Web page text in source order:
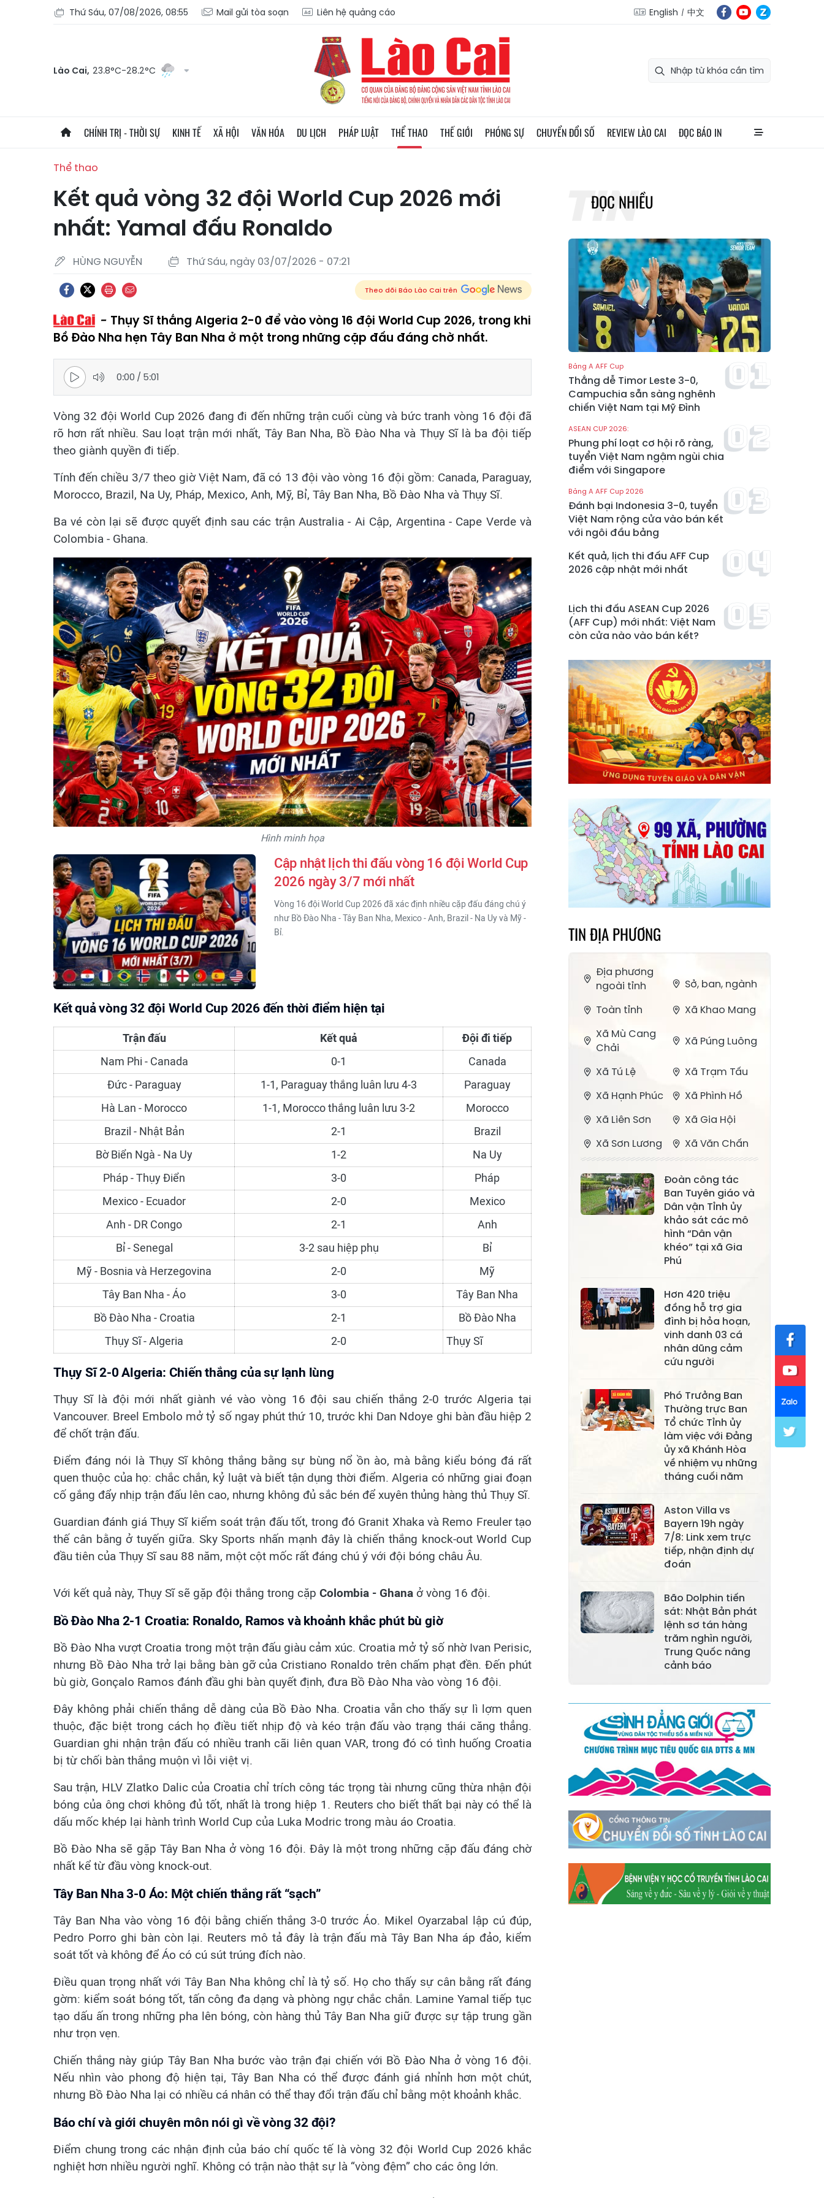
Thứ Sáu, 07/08/2026, 08:55 Mail gửi tòa soạn Liên hệ quảng cáo English 中文
Lào Cai, 23.8°C-28.2°C
CHÍNH TRỊ - THỜI SỰ KINH TẾ XÃ HỘI VĂN HÓA DU LỊCH PHÁP LUẬT THỂ THAO THẾ GIỚI PHÓNG SỰ CHUYỂN ĐỔI SỐ REVIEW LÀO CAI ĐỌC BÁO IN
Thể thao
Kết quả vòng 32 đội World Cup 2026 mới
nhất: Yamal đấu Ronaldo
HÙNG NGUYỄN Thứ Sáu, ngày 03/07/2026 - 07:21
Theo dõi Báo Lào Cai trên
Thụy Sĩ thắng Algeria 2-0 để vào vòng 16 đội World Cup 2026, trong khi
Bồ Đào Nha hẹn Tây Ban Nha ở một trong những cặp đấu đáng chờ nhất.
0:00 / 5:01
Vòng 32 đội World Cup 2026 đang đi đến những trận cuối cùng và bức tranh vòng 16 đội đã
rõ hơn rất nhiều. Sau loạt trận mới nhất, Tây Ban Nha, Bồ Đào Nha và Thụy Sĩ là ba đội tiếp
theo giành quyền đi tiếp.
Tính đến chiều 3/7 theo giờ Việt Nam, đã có 13 đội vào vòng 16 đội gồm: Canada, Paraguay,
Morocco, Brazil, Na Uy, Pháp, Mexico, Anh, Mỹ, Bỉ, Tây Ban Nha, Bồ Đào Nha và Thụy Sĩ.
Ba vé còn lại sẽ được quyết định sau các trận Australia - Ai Cập, Argentina - Cape Verde và
Colombia - Ghana.
Hình minh họa
Cập nhật lịch thi đấu vòng 16 đội World Cup
2026 ngày 3/7 mới nhất
Vòng 16 đội World Cup 2026 đã xác định nhiều cặp đấu đáng chú ý
như Bồ Đào Nha - Tây Ban Nha, Mexico - Anh, Brazil - Na Uy và Mỹ -
Bỉ.
Kết quả vòng 32 đội World Cup 2026 đến thời điểm hiện tại
Trận đấu Kết quả
Đội đi tiếp
Nam Phi - Canada
0-1
Canada
Đức - Paraguay
1-1, Paraguay thắng luân lưu 4-3
Paraguay
Hà Lan - Morocco
1-1, Morocco thắng luân lưu 3-2
Morocco
Brazil - Nhật Bản
2-1
Brazil
Bờ Biển Ngà - Na Uy
1-2
Na Uy
Pháp - Thụy Điển
3-0
Pháp
Mexico - Ecuador
2-0
Mexico
Anh - DR Congo
2-1
Anh
Bỉ - Senegal
3-2 sau hiệp phụ
Bỉ
Mỹ - Bosnia và Herzegovina
2-0
Mỹ
Tây Ban Nha - Áo
3-0
Tây Ban Nha
Bồ Đào Nha - Croatia
2-1
Bồ Đào Nha
Thụy Sĩ - Algeria
2-0 Thụy Sĩ
Thụy Sĩ 2-0 Algeria: Chiến thắng của sự lạnh lùng
Thụy Sĩ là đội mới nhất giành vé vào vòng 16 đội sau chiến thắng 2-0 trước Algeria tại
Vancouver. Breel Embolo mở tỷ số ngay phút thứ 10, trước khi Dan Ndoye ghi bàn đầu hiệp 2
để chốt trận đấu.
Điểm đáng nói là Thụy Sĩ không thắng bằng sự bùng nổ ồn ào, mà bằng kiểu bóng đá rất
quen thuộc của họ: chắc chắn, kỷ luật và biết tận dụng thời điểm. Algeria có những giai đoạn
cố gắng đẩy nhịp trận đấu lên cao, nhưng không đủ sắc bén để xuyên thủng hàng thủ Thụy Sĩ.
Guardian đánh giá Thụy Sĩ kiểm soát trận đấu tốt, trong đó Granit Xhaka và Remo Freuler tạo
thế cân bằng ở tuyến giữa. Sky Sports nhấn mạnh đây là chiến thắng knock-out World Cup
đầu tiên của Thụy Sĩ sau 88 năm, một cột mốc rất đáng chú ý với đội bóng châu Âu.
Với kết quả này, Thụy Sĩ sẽ gặp đội thắng trong cặp Colombia - Ghana ở vòng 16 đội.
Bồ Đào Nha 2-1 Croatia: Ronaldo, Ramos và khoảnh khắc phút bù giờ
Bồ Đào Nha vượt Croatia trong một trận đấu giàu cảm xúc. Croatia mở tỷ số nhờ Ivan Perisic,
nhưng Bồ Đào Nha trở lại bằng bàn gỡ của Cristiano Ronaldo trên chấm phạt đền. Đến phút
bù giờ, Gonçalo Ramos đánh đầu ghi bàn quyết định, đưa Bồ Đào Nha vào vòng 16 đội.
Đây không phải chiến thắng dễ dàng của Bồ Đào Nha. Croatia vẫn cho thấy sự lì lợm quen
thuộc, đặc biệt trong cách họ điều tiết nhịp độ và kéo trận đấu vào trạng thái căng thẳng.
Guardian ghi nhận trận đấu có nhiều tranh cãi liên quan VAR, trong đó có tình huống Croatia
bị từ chối bàn thắng muộn vì lỗi việt vị.
Sau trận, HLV Zlatko Dalic của Croatia chỉ trích công tác trọng tài nhưng cũng thừa nhận đội
bóng của ông chơi không đủ tốt, nhất là trong hiệp 1. Reuters cho biết thất bại này có thể là
dấu mốc khép lại hành trình World Cup của Luka Modric trong màu áo Croatia.
Bồ Đào Nha sẽ gặp Tây Ban Nha ở vòng 16 đội. Đây là một trong những cặp đấu đáng chờ
nhất kể từ đầu vòng knock-out.
Tây Ban Nha 3-0 Áo: Một chiến thắng rất “sạch”
Tây Ban Nha vào vòng 16 đội bằng chiến thắng 3-0 trước Áo. Mikel Oyarzabal lập cú đúp,
Pedro Porro ghi bàn còn lại. Reuters mô tả đây là trận đấu mà Tây Ban Nha áp đảo, kiểm
soát tốt và không để Áo có cú sút trúng đích nào.
Điều quan trọng nhất với Tây Ban Nha không chỉ là tỷ số. Họ cho thấy sự cân bằng rất đáng
gờm: kiểm soát bóng tốt, tấn công đa dạng và phòng ngự chắc chắn. Lamine Yamal tiếp tục
tạo dấu ấn trong những pha lên bóng, còn hàng thủ Tây Ban Nha giữ được sự tập trung gần
như trọn vẹn.
Chiến thắng này giúp Tây Ban Nha bước vào trận đại chiến với Bồ Đào Nha ở vòng 16 đội.
Nếu nhìn vào phong độ hiện tại, Tây Ban Nha có thể được đánh giá nhỉnh hơn một chút,
nhưng Bồ Đào Nha lại có nhiều cá nhân có thể thay đổi trận đấu chỉ bằng một khoảnh khắc.
Báo chí và giới chuyên môn nói gì về vòng 32 đội?
Điểm chung trong các nhận định của báo chí quốc tế là vòng 32 đội World Cup 2026 khắc
nghiệt hơn nhiều người nghĩ. Không có trận nào thật sự là “vòng đệm” cho các ông lớn.
ĐỌC NHIỀU
Bảng A AFF Cup
Thắng dễ Timor Leste 3-0,
Campuchia sẵn sàng nghênh
chiến Việt Nam tại Mỹ Đình
ASEAN CUP 2026:
Phung phí loạt cơ hội rõ ràng,
tuyển Việt Nam ngậm ngùi chia
điểm với Singapore
Bảng A AFF Cup 2026
Đánh bại Indonesia 3-0, tuyển
Việt Nam rộng cửa vào bán kết
với ngôi đầu bảng
Kết quả, lịch thi đấu AFF Cup
2026 cập nhật mới nhất
Lịch thi đấu ASEAN Cup 2026
(AFF Cup) mới nhất: Việt Nam
còn cửa nào vào bán kết?
TIN ĐỊA PHƯƠNG
Địa phương
ngoài tỉnh
Sở, ban, ngành
Toàn tỉnh
Xã Khao Mang
Xã Mù Cang
Chải
Xã Púng Luông
Xã Tú Lệ
Xã Trạm Tấu
Xã Hạnh Phúc
Xã Phình Hồ
Xã Liên Sơn
Xã Gia Hội
Xã Sơn Lương
Xã Văn Chấn
Bằng La
Xã Chấn Thịnh
Xã Nghĩa Tâm
Xã Phong Dụ
Hạ
Xã Lâm Giang
Xã Mậu A Xã Xuân Ái
Xã Lâm
Thượng
Xã Tân Lĩnh
Xã Khánh Hòa
Xã Phúc Lợi
Xã Mường Lai
Xã Cảm Nhân
Xã Thác Bà
Xã Bảo Ái
Xã Hưng
Xã Lương
Thịnh
Xã Việt Hồng
Xã Cốc San
Xã Xuân
Quang
Xã Bảo Thắng
Xã Tằng Loỏng
Xã Gia Phú
Xã Y Tý
Xã A Mú Sung
Xã Trịnh Tường
Xã Nậm Chày
Xã Bản Xèo
Xã Võ Lao
Xã Khánh Yên
Xã Chiềng Ken
Xã Minh Lương
Xã Nghĩa Đô
Xã Thượng Hà
Xã Xuân Hòa
Xã Phúc Khánh
Đoàn công tác
Ban Tuyên giáo và
Dân vận Tỉnh ủy
khảo sát các mô
hình “Dân vận
khéo” tại xã Gia
Phú
Hơn 420 triệu
đồng hỗ trợ gia
đình bị hỏa hoạn,
vinh danh 03 cá
nhân dũng cảm
cứu người
Phó Trưởng Ban
Thường trực Ban
Tổ chức Tỉnh ủy
làm việc với Đảng
ủy xã Khánh Hòa
về nhiệm vụ những
tháng cuối năm
Aston Villa vs
Bayern 19h ngày
7/8: Link xem trực
tiếp, nhận định dự
đoán
Bão Dolphin tiến
sát: Nhật Bản phát
lệnh sơ tán hàng
trăm nghìn người,
Trung Quốc nâng
cảnh báo